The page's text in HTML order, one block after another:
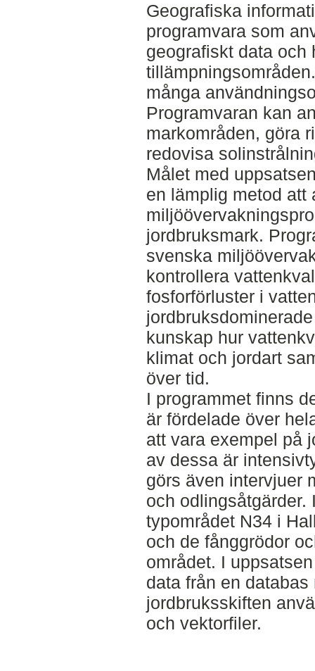
Geografiska
programvara som
geografiskt data och
många
Programvaran kan
markområden, göra
redovisa
Målet med
en lämplig metod att
jordbruksmark.
svenska
kontrollera
fosforförluster i
kunskap hur
klimat och jordart
över tid.
I programmet finns
är fördelade över
att vara exempel på
av dessa är
görs även intervjuer
och odlingsåtgärder.
typområdet N34 i
och de fånggrödor
området. I
data från en
jordbruksskiften
och vektorfiler.